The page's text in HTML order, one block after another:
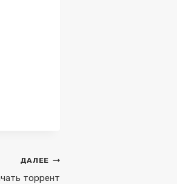
ДАЛЕЕ
торрент